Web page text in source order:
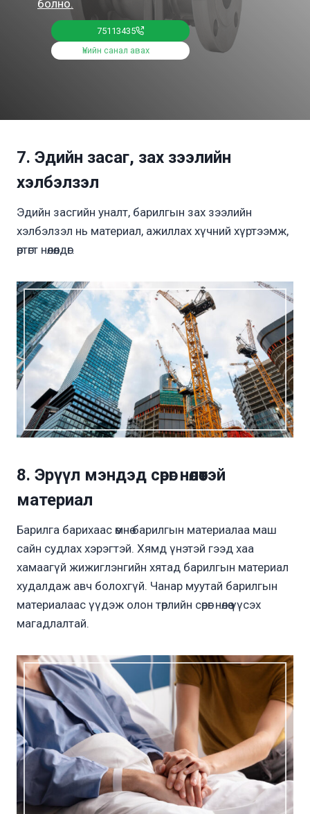
болно.
75113435
Үнийн санал авах
7. Эдийн засаг, зах зээлийн
хэлбэлзэл
Эдийн засгийн уналт, барилгын зах зээлийн
хэлбэлзэл нь материал, ажиллах хүчний хүртээмж,
өртөгт нөлөөлдөг.
8. Эрүүл мэндэд сөрөг нөлөөтэй
материал
Барилга барихаас өмнө барилгын материалаа маш
сайн судлах хэрэгтэй. Хямд үнэтэй гээд хаа
хамаагүй жижиглэнгийн хятад барилгын материал
худалдаж авч болохгүй. Чанар муутай барилгын
материалаас үүдэж олон төрлийн сөрөг нөлөө үүсэх
магадлалтай.